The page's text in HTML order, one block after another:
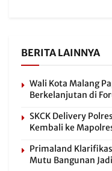
BERITA LAINNYA
Wali Kota Malang
Berkelanjutan di
SKCK Delivery
Kembali ke
Primaland
Mutu Bangunan